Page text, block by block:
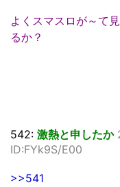
よくスマスロが～て
るか？
542: 激熱と申したか
ID:FYk9S/E00
>>541